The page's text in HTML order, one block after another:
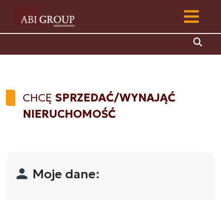
CHCĘ SPRZEDAĆ/WYNAJĄĆ
NIERUCHOMOŚĆ
Moje dane: